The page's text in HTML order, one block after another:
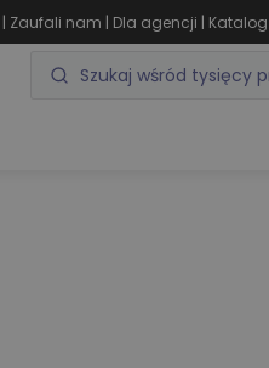
| Zaufali nam | Dla agencji |